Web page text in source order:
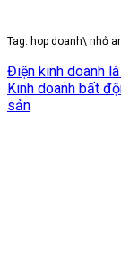
Tag: hop doanh\ nhỏ
Điện kinh doanh
Kinh doanh bất
sản